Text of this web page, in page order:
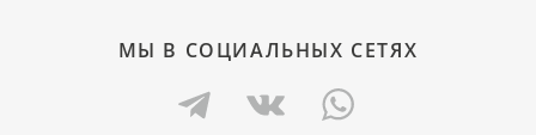
МЫ В СОЦИАЛЬНЫХ СЕТЯХ